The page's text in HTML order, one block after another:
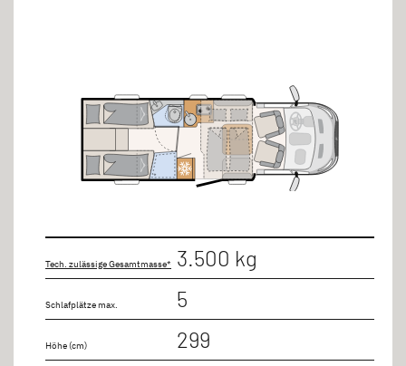
Tech. zulässige Gesamtmasse* 3.500 kg
Schlafplätze max. 5
Höhe (cm) 299